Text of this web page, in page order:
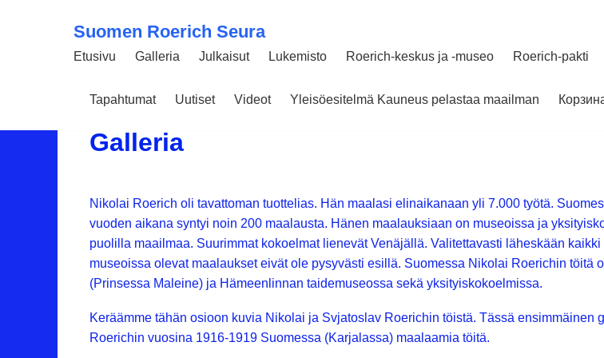
Suomen Roerich Seura
Etusivu Galleria Julkaisut Lukemisto Roerich-keskus ja -museo Roerich-pakti
Tapahtumat Uutiset Videot Yleisöesitelmä Kauneus pelastaa maailman
05 KESÄKUUN 2018
Galleria
Nikolai Roerich oli tavattoman tuottelias. Hän maalasi elinaikanaan yli 7.000 työtä.
vuoden aikana syntyi noin 200 maalausta. Hänen maalauksiaan on museoissa ja
puolilla maailmaa. Suurimmat kokoelmat lienevät Venäjällä. Valitettavasti läheskään kaikki
museoissa olevat maalaukset eivät ole pysyvästi esillä. Suomessa Nikolai Roerichin töitä
(Prinsessa Maleine) ja Hämeenlinnan taidemuseossa sekä yksityiskokoelmissa.
Keräämme tähän osioon kuvia Nikolai ja Svjatoslav Roerichin töistä. Tässä ensimmäinen
Roerichin vuosina 1916-1919 Suomessa (Karjalassa) maalaamia töitä.